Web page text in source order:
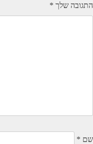
התגובה שלך *
שם *